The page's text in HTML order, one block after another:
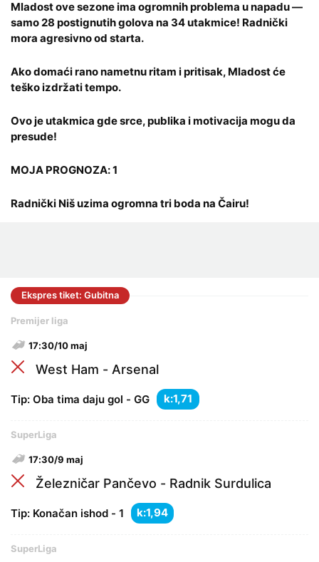
Mladost ove sezone ima ogromnih problema u napadu —
samo 28 postignutih golova na 34 utakmice! Radnički
mora agresivno od starta.
Ako domaći rano nametnu ritam i pritisak, Mladost će
teško izdržati tempo.
Ovo je utakmica gde srce, publika i motivacija mogu da
presude!
MOJA PROGNOZA: 1
Radnički Niš uzima ogromna tri boda na Čairu!
Ekspres tiket: Gubitna
Premijer liga
17:30/10 maj
West Ham - Arsenal
Tip: Oba tima daju gol - GG k:
SuperLiga
17:30/9 maj
Železničar Pančevo - Radnik Surdulica
Tip: Konačan ishod - 1 k:
SuperLiga